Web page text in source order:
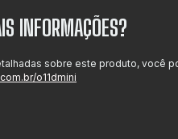
INFORMAÇÕES?
sobre este produto, você
o11dmini